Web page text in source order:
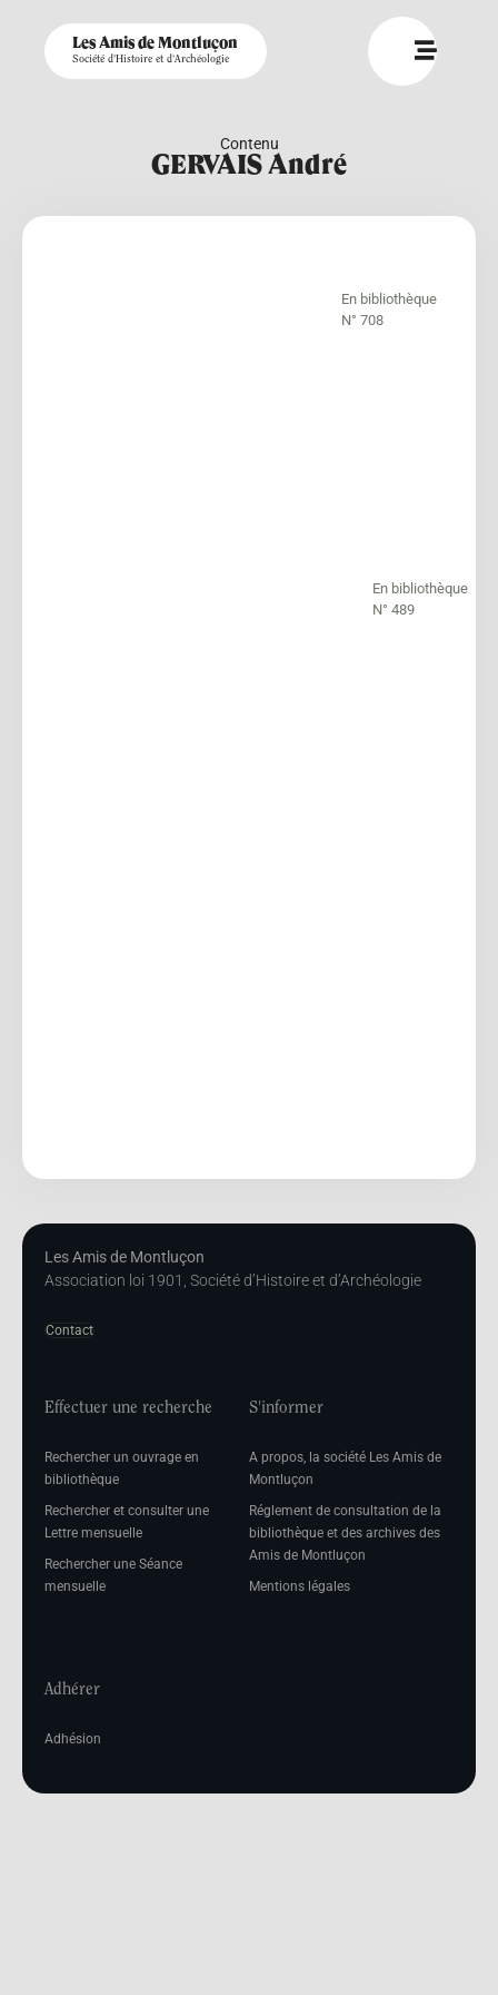
Les Amis de Montluçon
Société d'Histoire et d'Archéologie
Contenu
GERVAIS André
En bibliothèque
N° 708
En bibliothèque
N° 489
Les Amis de Montluçon
Association loi 1901, Société d’Histoire et d’Archéologie
Contact
Effectuer une recherche
Rechercher un ouvrage en
bibliothèque
Rechercher et consulter une
Lettre mensuelle
Rechercher une Séance
mensuelle
S'informer
A propos, la société Les Amis de
Montluçon
Réglement de consultation de la
bibliothèque et des archives des
Amis de Montluçon
Mentions légales
Adhérer
Adhésion